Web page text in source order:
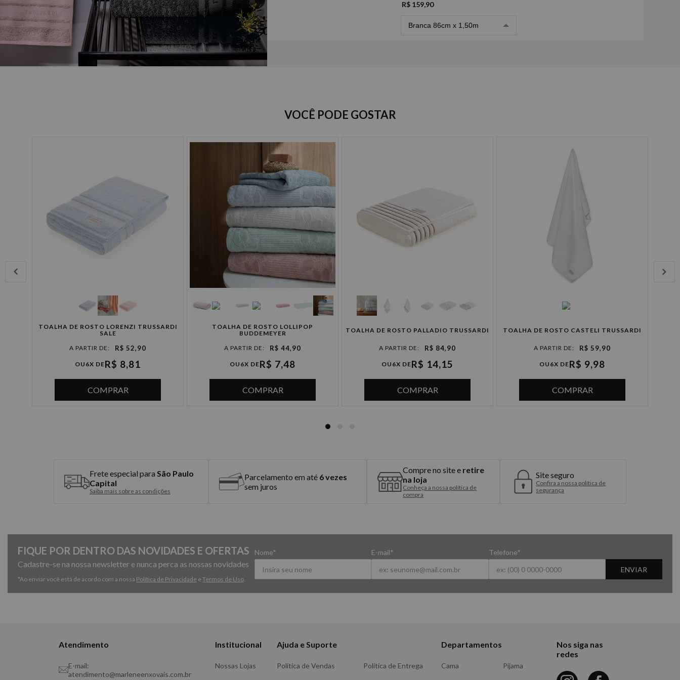
Opções de Parcelamento
3x de R$ 28,30 sem juros
4x de R$ 21,22 sem juros
R$ 159,90
Branca 86cm x 1,50m
VOCÊ PODE GOSTAR
TOALHA DE ROSTO LORENZI TRUSSARDI
SALE
R$ 52,90
OU 6X DER$ 8,81
COMPRAR
TOALHA DE ROSTO LOLLIPOP
BUDDEMEYER
R$ 44,90
OU 6X DER$ 7,48
COMPRAR
TOALHA DE ROSTO PALLADIO TRUSSARDI
R$ 84,90
OU 6X DER$ 14,15
COMPRAR
TOALHA DE ROSTO CASTELI TRUSSARDI
R$ 59,90
OU 6X DER$ 9,98
COMPRAR
Frete especial para São Paulo
Capital
Saiba mais sobre as condições
Parcelamento em até 6 vezes
sem juros
Compre no site e retire
na loja
Conheça a nossa política de
compra
Site seguro
Confira a nossa política de
segurança
FIQUE POR DENTRO DAS NOVIDADES E OFERTAS
Cadastre-se na nossa newsletter e nunca perca as nossas novidades
*Ao enviar você está de acordo com a nossa Política de Privacidade e Termos de Uso.
Nome* E-mail*
Telefone*
ENVIAR
Atendimento
E-mail:
atendimento@marleneenxovais.com.br
Institucional
Nossas Lojas
Ajuda e Suporte
Política de Vendas Política de Entrega
Departamentos
Cama Pijama
Nos siga nas
redes